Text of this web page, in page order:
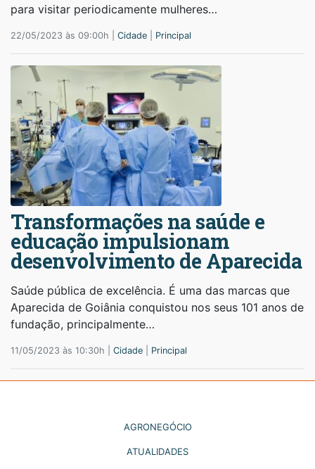
para visitar periodicamente mulheres…
22/05/2023 às 09:00h | Cidade Principal
Transformações na saúde e
educação impulsionam
desenvolvimento de Aparecida
Saúde pública de excelência. É uma das marcas que
Aparecida de Goiânia conquistou nos seus 101 anos de
fundação, principalmente…
11/05/2023 às 10:30h | Cidade Principal
AGRONEGÓCIO
ATUALIDADES